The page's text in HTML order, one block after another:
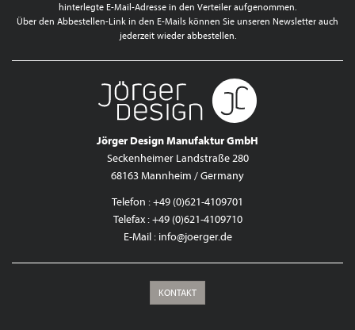
hinterlegte E-Mail-Adresse in den Verteiler aufgenommen.
Über den Abbestellen-Link in den E-Mails können Sie unseren Newsletter auch
jederzeit wieder abbestellen.
Jörger Design Manufaktur GmbH
Seckenheimer Landstraße 280
68163 Mannheim / Germany
Telefon : +49 (0)621-4109701
Telefax : +49 (0)621-4109710
E-Mail : info@joerger.de
KONTAKT